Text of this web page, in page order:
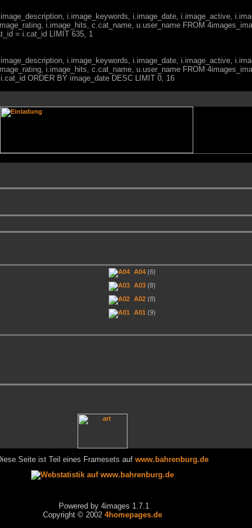
i.image_keywords, i.image_date, i.image_active,
i.image_hits, c.cat_name, u.user_name FROM
= i.cat_id LIMIT 635, 1
i.image_keywords, i.image_date, i.image_active,
i.image_hits, c.cat_name, u.user_name FROM
ORDER BY image_date DESC LIMIT 0, 16
A04 (6)
A03 (8)
A02 (8)
A01 (9)
Seite ist Teil eines Framesets auf www.bahrenburg.de
Powered by 4images 1.7.1
Copyright © 2002 4homepages.de